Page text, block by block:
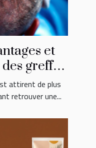
et
greffes
?
attirent de plus
retrouver une...